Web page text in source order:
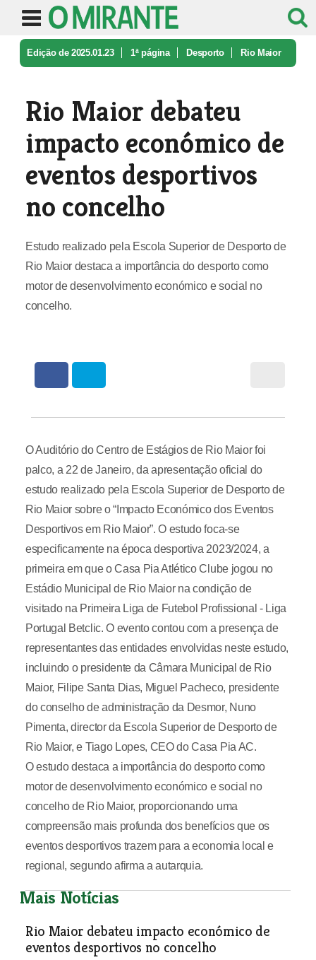
Edição de 2025.01.23 1ª página Desporto Rio Maior
Rio Maior debateu
impacto económico de
eventos desportivos
no concelho
Estudo realizado pela Escola Superior de Desporto de
Rio Maior destaca a importância do desporto como
motor de desenvolvimento económico e social no
concelho.
O Auditório do Centro de Estágios de Rio Maior foi
palco, a 22 de Janeiro, da apresentação oficial do
estudo realizado pela Escola Superior de Desporto de
Rio Maior sobre o “Impacto Económico dos Eventos
Desportivos em Rio Maior”. O estudo foca-se
especificamente na época desportiva 2023/2024, a
primeira em que o Casa Pia Atlético Clube jogou no
Estádio Municipal de Rio Maior na condição de
visitado na Primeira Liga de Futebol Profissional - Liga
Portugal Betclic. O evento contou com a presença de
representantes das entidades envolvidas neste estudo,
incluindo o presidente da Câmara Municipal de Rio
Maior, Filipe Santa Dias, Miguel Pacheco, presidente
do conselho de administração da Desmor, Nuno
Pimenta, director da Escola Superior de Desporto de
Rio Maior, e Tiago Lopes, CEO do Casa Pia AC.
O estudo destaca a importância do desporto como
motor de desenvolvimento económico e social no
concelho de Rio Maior, proporcionando uma
compreensão mais profunda dos benefícios que os
eventos desportivos trazem para a economia local e
regional, segundo afirma a autarquia.
Mais Notícias
Rio Maior debateu impacto económico de
eventos desportivos no concelho